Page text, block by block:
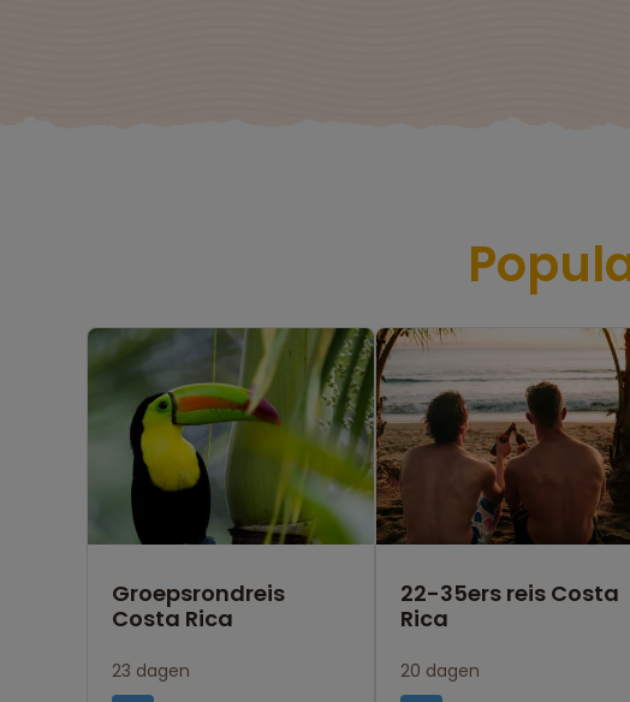
Groepsrondreis
Costa Rica
23 dagen
22-35ers reis Costa
Rica
20 dagen